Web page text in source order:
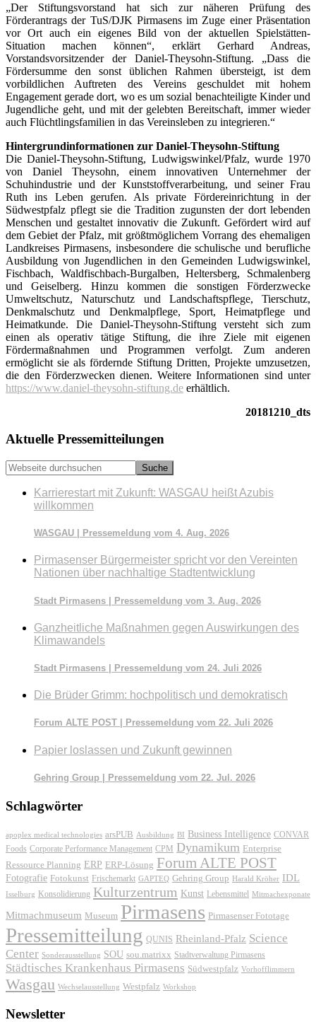
„Der Stiftungsvorstand hat sich zur näheren Prüfung des
Förderantrags der TuS/DJK Pirmasens im Zuge einer Präsentation
vor Ort auch ein eigenes Bild von der aktuellen Spielstätten-
Situation machen können“, erklärt Gerhard Andreas,
Vorstandsvorsitzender der Daniel-Theysohn-Stiftung. „Dass die
Fördersumme den sonst üblichen Rahmen übersteigt, ist dem
vorbildlichen Auftreten des Vereins geschuldet mit hohem
Engagement gerade dort, wo es um sozial benachteiligte Kinder und
Jugendliche geht, und mit der gelebten Bereitschaft, immer wieder
auch Flüchtlingsfamilien in das Vereinsleben zu integrieren.“
Hintergrundinformationen zur Daniel-Theysohn-Stiftung
Die Daniel-Theysohn-Stiftung, Ludwigswinkel/Pfalz, wurde 1970
von Daniel Theysohn, einem innovativen Unternehmer der
Schuhindustrie und der Kunststoffverarbeitung, und seiner Frau
Ruth ins Leben gerufen. Als private Fördereinrichtung in der
Südwestpfalz pflegt sie die Tradition zugunsten der dort lebenden
Menschen und gestaltet innovativ die Zukunft. Gefördert wird auf
dem Gebiet der Pfalz, mit größtmöglichem Vorrang des ehemaligen
Landkreises Pirmasens, insbesondere die schulische und berufliche
Ausbildung von Jugendlichen in den Gemeinden Ludwigswinkel,
Fischbach, Waldfischbach-Burgalben, Heltersberg, Schmalenberg
und Geiselberg. Hinzu kommen die sonstigen Förderzwecke
Umweltschutz, Naturschutz und Landschaftspflege, Tierschutz,
Denkmalschutz und Denkmalpflege, Sport, Heimatpflege und
Heimatkunde. Die Daniel-Theysohn-Stiftung versteht sich zum
einen als operativ tätige Stiftung, die ihre Ziele mit eigenen
Fördermaßnahmen und Programmen verfolgt. Zum anderen
ermöglicht sie als fördernde Stiftung Dritten, Projekte umzusetzen,
die den Förderzwecken dienen. Weitere Informationen sind unter
https://www.daniel-theysohn-stiftung.de erhältlich.
20181210_dts
Seitenspalte
Aktuelle Pressemitteilungen
Webseite
durchsuchen
Karrierestart mit Zukunft: WASGAU heißt Azubis
willkommen
WASGAU | Pressemeldung vom 4. Aug. 2026
Pirmasenser Bürgermeister spricht vor den Vereinten
Nationen über nachhaltige Stadtentwicklung
Stadt Pirmasens | Pressemeldung vom 3. Aug. 2026
Ganzheitliche Maßnahmen gegen Auswirkungen des
Klimawandels
Stadt Pirmasens | Pressemeldung vom 24. Juli 2026
Die Brüder Grimm: hochpolitisch und demokratisch
Forum ALTE POST | Pressemeldung vom 22. Juli 2026
Papier loslassen und Zukunft gewinnen
Gehring Group | Pressemeldung vom 22. Jul. 2026
Schlagwörter
apoplex medical technologies arsPUB Ausbildung BI Business Intelligence CONVAR
Foods Corporate Performance Management CPM Dynamikum Enterprise
Ressource Planning ERP ERP-Lösung Forum ALTE POST
Fotografie Fotokunst Frischemarkt GAPTEQ Gehring Group Harald Kröher IDL
Isselburg Konsolidierung Kulturzentrum Kunst Lebensmittel Mitmachexponate
Mitmachmuseum Museum Pirmasens Pirmasenser Fototage
Pressemitteilung QUNIS Rheinland-Pfalz Science
Center Sonderausstellung SOU sou.matrixx Stadtverwaltung Pirmasens
Städtisches Krankenhaus Pirmasens Südwestpfalz Vorhofflimmern
Wasgau Wechselausstellung Westpfalz Workshop
Newsletter